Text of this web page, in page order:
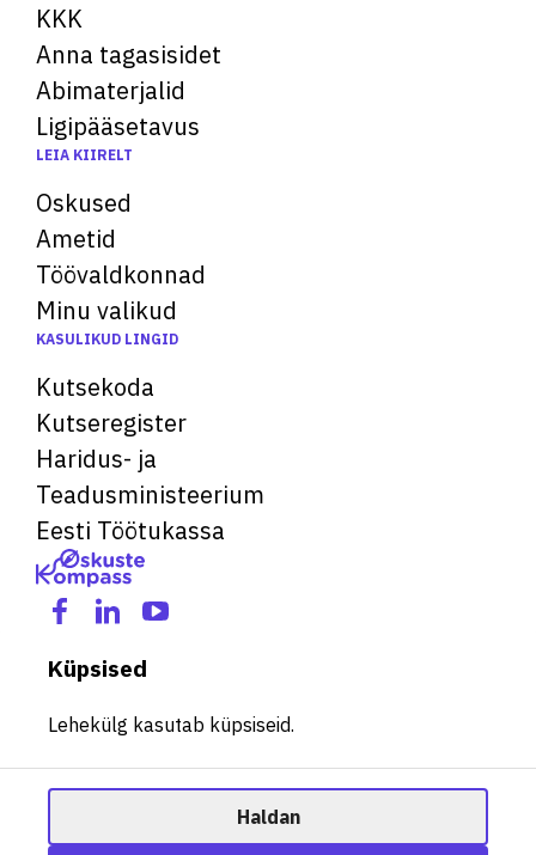
KKK
Anna tagasisidet
Abimaterjalid
Ligipääsetavus
LEIA KIIRELT
Oskused
Ametid
Töövaldkonnad
Minu valikud
KASULIKUD LINGID
Kutsekoda
Kutseregister
Haridus- ja
Teadusministeerium
Eesti Töötukassa
Küpsised
Lehekülg kasutab küpsiseid.
Haldan